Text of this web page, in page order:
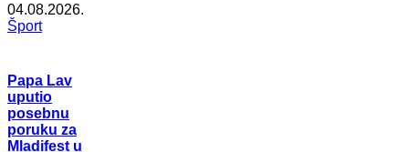
04.08.2026.
Šport
Papa Lav
uputio
posebnu
poruku za
Mladifest u